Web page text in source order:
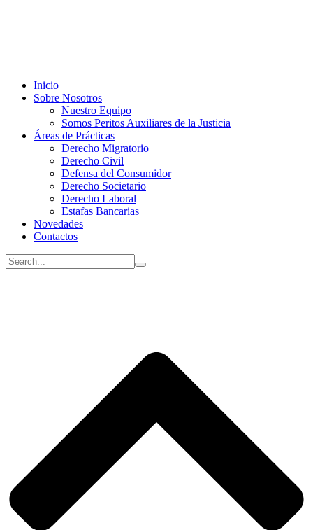
Inicio
Sobre Nosotros
Nuestro Equipo
Somos Peritos Auxiliares de la Justicia
Áreas de Prácticas
Derecho Migratorio
Derecho Civil
Defensa del Consumidor
Derecho Societario
Derecho Laboral
Estafas Bancarias
Novedades
Contactos